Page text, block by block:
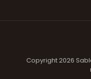
Copyright 2026